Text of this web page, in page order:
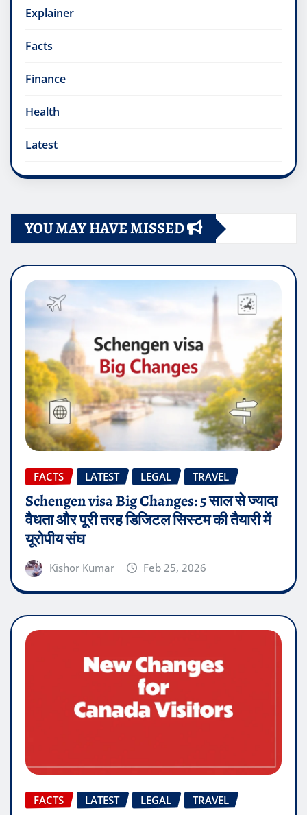
Explainer
Facts
Finance
Health
Latest
YOU MAY HAVE MISSED
FACTS LATEST LEGAL TRAVEL
Schengen visa Big Changes: 5 साल से ज्यादा
वैधता और पूरी तरह डिजिटल सिस्टम की तैयारी में
यूरोपीय संघ
Kishor Kumar Feb 25, 2026
FACTS LATEST LEGAL TRAVEL